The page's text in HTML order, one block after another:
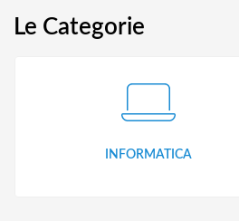
Le Categorie
INFORMATICA